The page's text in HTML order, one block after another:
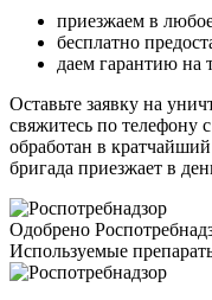
приезжаем в
бесплатно
даем гарантию на
Оставьте заявку на
свяжитесь по телефону
обработан в
бригада приезжает в
Одобрено
Используемые